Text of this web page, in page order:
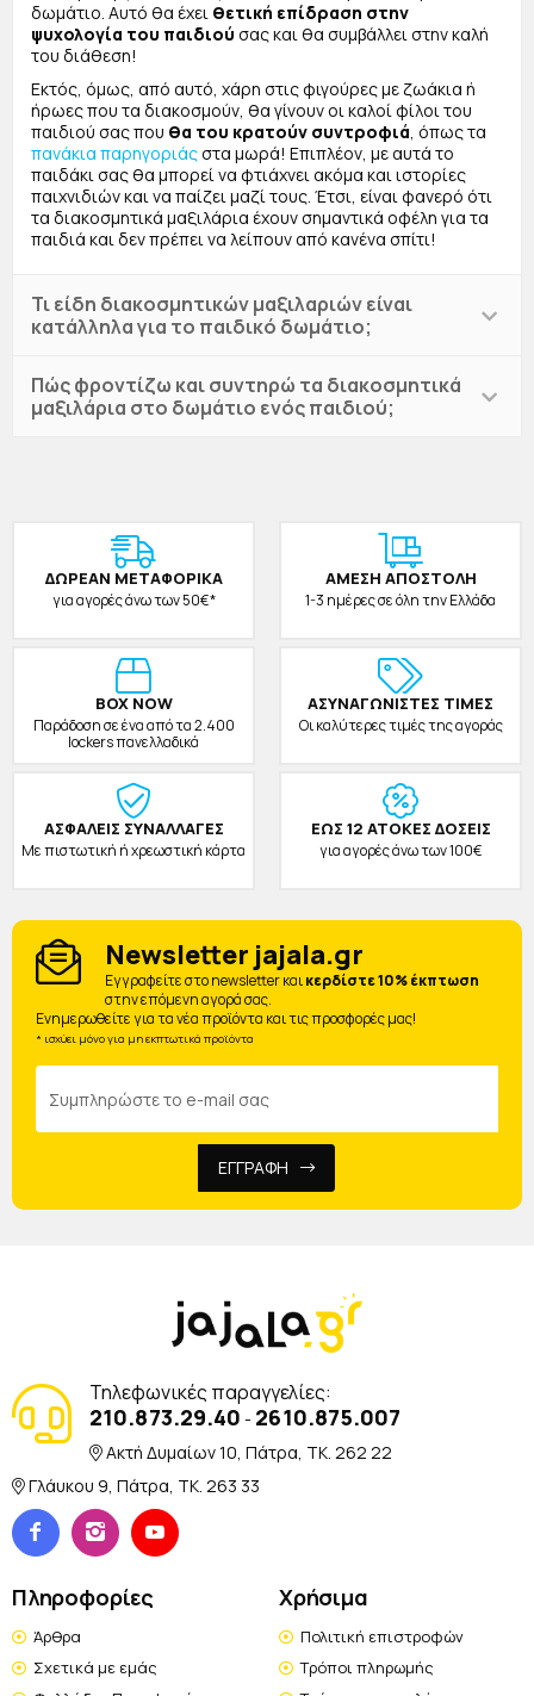
δωμάτιο. Αυτό θα έχει θετική επίδραση στην
ψυχολογία του παιδιού σας και θα συμβάλλει στην καλή
του διάθεση!
Εκτός, όμως, από αυτό, χάρη στις φιγούρες με ζωάκια ή
ήρωες που τα διακοσμούν, θα γίνουν οι καλοί φίλοι του
παιδιού σας που θα του κρατούν συντροφιά, όπως τα
πανάκια παρηγοριάςστα μωρά! Επιπλέον, με αυτά το
παιδάκι σας θα μπορεί να φτιάχνει ακόμα και ιστορίες
παιχνιδιών και να παίζει μαζί τους. Έτσι, είναι φανερό ότι
τα διακοσμητικά μαξιλάρια έχουν σημαντικά οφέλη για τα
παιδιά και δεν πρέπει να λείπουν από κανένα σπίτι!
Τι είδη διακοσμητικών μαξιλαριών είναι
κατάλληλα για το παιδικό δωμάτιο;
Πώς φροντίζω και συντηρώ τα διακοσμητικά
μαξιλάρια στο δωμάτιο ενός παιδιού;
ΔΩΡΕAΝ ΜΕΤΑΦΟΡΙΚΑ
για αγορές άνω των 50€*
ΑΜΕΣΗ ΑΠΟΣΤΟΛΗ
1-3 ημέρες σε όλη την Ελλάδα
BOX NOW
Παράδοση σε ένα από τα 2.400
lockers πανελλαδικά
ΑΣΥΝΑΓΩΝΙΣΤΕΣ ΤΙΜΕΣ
Οι καλύτερες τιμές της αγοράς
ΑΣΦΑΛΕΙΣ ΣΥΝΑΛΛΑΓΕΣ
Με πιστωτική ή χρεωστική κάρτα
ΕΩΣ 12 ΑΤΟΚΕΣ ΔΟΣΕΙΣ
για αγορές άνω των 100€
Newsletter jajala.gr
Eγγραφείτε στο newsletter καικερδίστε 10% έκπτωση
στην επόμενη αγορά σας.
Ενημερωθείτε για τα νέα προϊόντα και τις προσφορές μας!
* ισχύει μόνο για μη εκπτωτικά προϊόντα
ΕΓΓΡΑΦΗ
Τηλεφωνικές παραγγελίες:
210.873.29.40 - 2610.875.007
Ακτή Δυμαίων 10, Πάτρα, TK. 262 22
Γλάυκου 9, Πάτρα, TK. 263 33
Πληροφορίες
Άρθρα
Σχετικά με εμάς
Χρήσιμα
Πολιτική επιστροφών
Τρόποι πληρωμής